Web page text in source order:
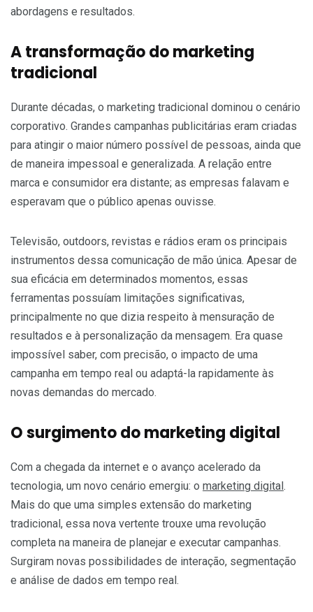
abordagens e resultados.
A transformação do marketing
tradicional
Durante décadas, o marketing tradicional dominou o cenário
corporativo. Grandes campanhas publicitárias eram criadas
para atingir o maior número possível de pessoas, ainda que
de maneira impessoal e generalizada. A relação entre
marca e consumidor era distante; as empresas falavam e
esperavam que o público apenas ouvisse.
Televisão, outdoors, revistas e rádios eram os principais
instrumentos dessa comunicação de mão única. Apesar de
sua eficácia em determinados momentos, essas
ferramentas possuíam limitações significativas,
principalmente no que dizia respeito à mensuração de
resultados e à personalização da mensagem. Era quase
impossível saber, com precisão, o impacto de uma
campanha em tempo real ou adaptá-la rapidamente às
novas demandas do mercado.
O surgimento do marketing digital
Com a chegada da internet e o avanço acelerado da
tecnologia, um novo cenário emergiu: o marketing digital.
Mais do que uma simples extensão do marketing
tradicional, essa nova vertente trouxe uma revolução
completa na maneira de planejar e executar campanhas.
Surgiram novas possibilidades de interação, segmentação
e análise de dados em tempo real.